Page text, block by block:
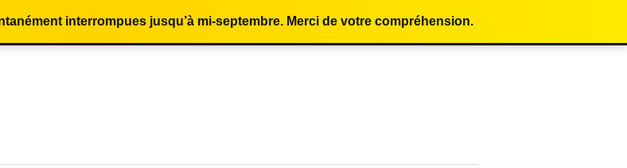
interrompues jusqu’à mi-septembre. Merci de votre compréhension.